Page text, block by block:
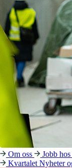
Om oss Jobb hos
Kvartalet Nyheter